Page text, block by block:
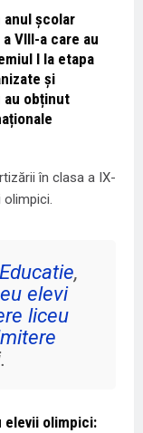
anul școlar
VIII-a care au
I la etapa
și
au obținut
în clasa a IX-
Educatie,
elevi
liceu
elevii olimpici: